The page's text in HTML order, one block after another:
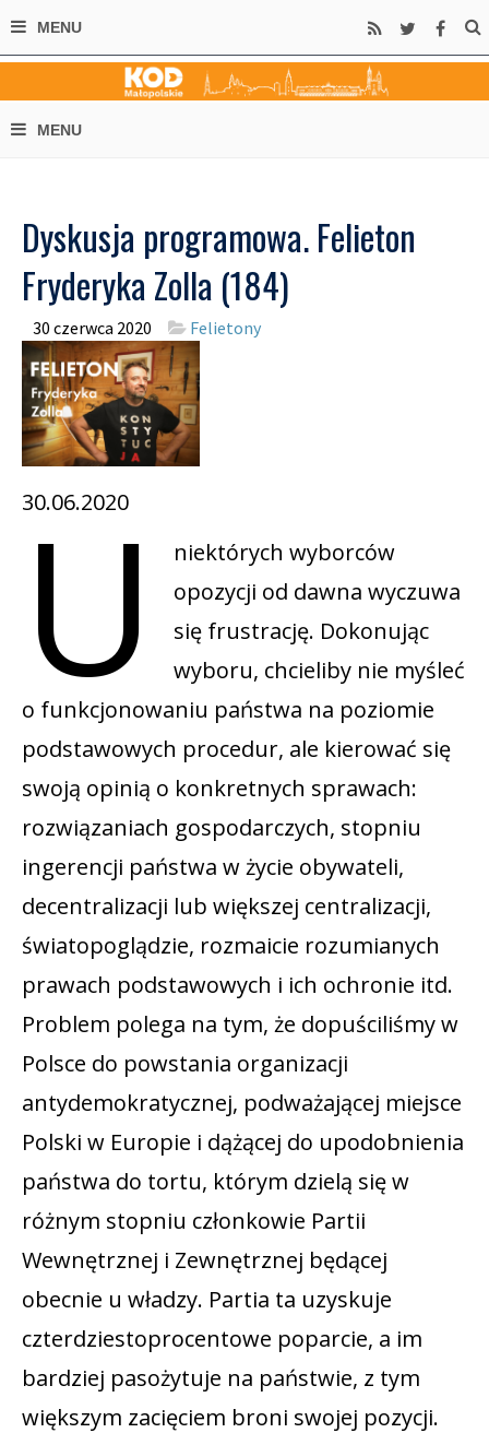
Dyskusja programowa. Felieton
Fryderyka Zolla (184)
30 czerwca 2020 Felietony
30.06.2020
U
niektórych wyborców
opozycji od dawna wyczuwa
się frustrację. Dokonując
wyboru, chcieliby nie myśleć
o funkcjonowaniu państwa na poziomie
podstawowych procedur, ale kierować się
swoją opinią o konkretnych sprawach:
rozwiązaniach gospodarczych, stopniu
ingerencji państwa w życie obywateli,
decentralizacji lub większej centralizacji,
światopoglądzie, rozmaicie rozumianych
prawach podstawowych i ich ochronie itd.
Problem polega na tym, że dopuściliśmy w
Polsce do powstania organizacji
antydemokratycznej, podważającej miejsce
Polski w Europie i dążącej do upodobnienia
państwa do tortu, którym dzielą się w
różnym stopniu członkowie Partii
Wewnętrznej i Zewnętrznej będącej
obecnie u władzy. Partia ta uzyskuje
czterdziestoprocentowe poparcie, a im
bardziej pasożytuje na państwie, z tym
większym zacięciem broni swojej pozycji.